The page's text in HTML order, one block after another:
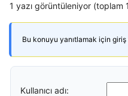
1 yazı görüntüleniyor (toplam
Bu konuyu yanıtlamak için giriş
Kullanıcı adı: